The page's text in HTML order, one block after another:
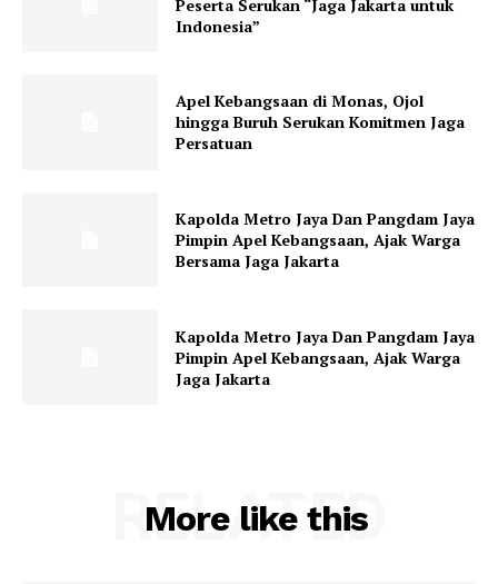
Peserta Serukan “Jaga Jakarta untuk
Indonesia”
Apel Kebangsaan di Monas, Ojol
hingga Buruh Serukan Komitmen Jaga
Persatuan
Kapolda Metro Jaya Dan Pangdam Jaya
Pimpin Apel Kebangsaan, Ajak Warga
Bersama Jaga Jakarta
Kapolda Metro Jaya Dan Pangdam Jaya
Pimpin Apel Kebangsaan, Ajak Warga
Jaga Jakarta
More like this
RELATED